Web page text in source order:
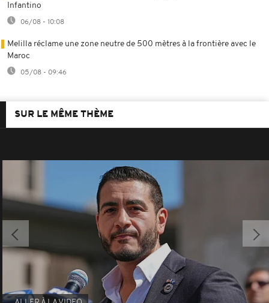
Infantino
06/08 - 10:08
Melilla réclame une zone neutre de 500 mètres à la frontière avec le
Maroc
05/08 - 09:46
SUR LE MÊME THÈME